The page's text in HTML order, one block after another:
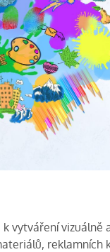
vytváření vizuálně
reklamních